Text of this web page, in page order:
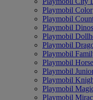
Playmobil Color
Playmobil
Playmobil Dinos
Playmobil
Playmobil
Playmobil
Playmobil
Playmobil
Playmobil
Playmobil
Playmobil